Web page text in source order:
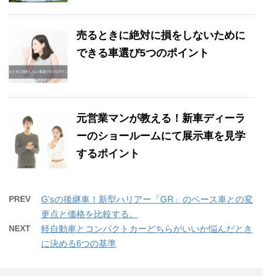
売るときに絶対に損をしないために
できる車選び5つのポイント
元営業マンが教える！新車ディーラ
ーのショールームにて展示車を見学
するポイント
PREV
G'sの後継車！新型ハリアー「GR」のベース車との変
更点と価格を比較する。
NEXT
軽自動車とコンパクトカーどちらがいいか悩んだとき
に決める6つの基準